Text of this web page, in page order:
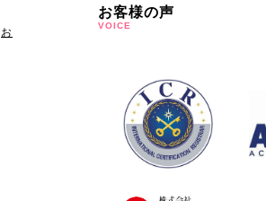
お
お客様の声
VOICE